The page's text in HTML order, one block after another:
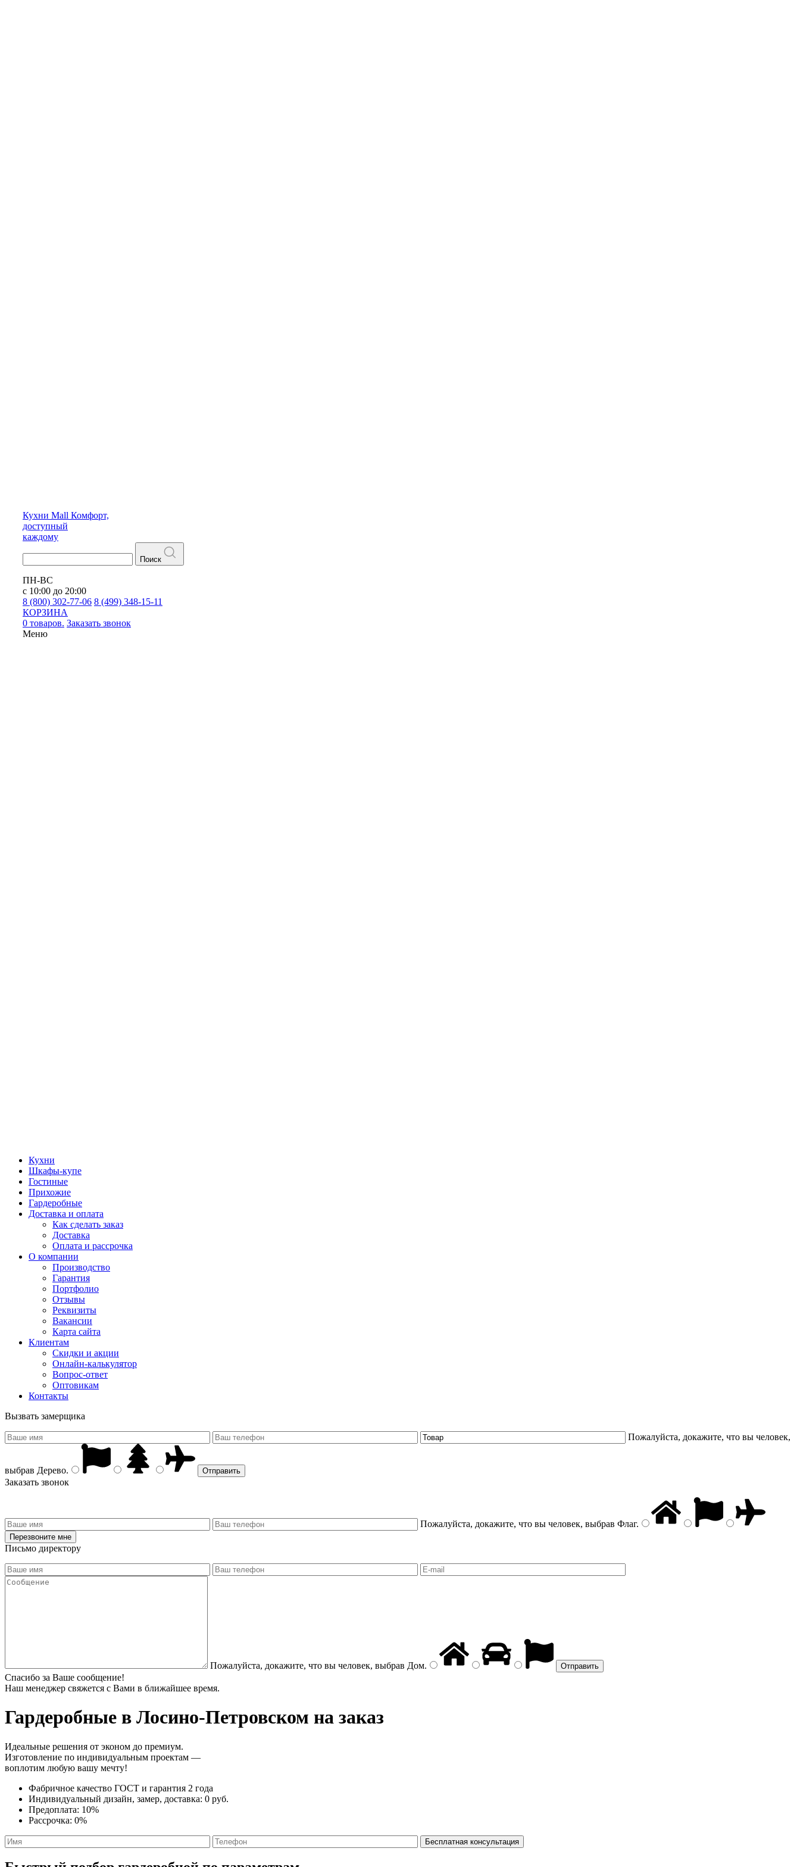
Кухни Mall Комфорт,
доступный
каждому
Поиск
ПН-ВС
с 10:00 до 20:00
8 (800) 302-77-06 8 (499) 348-15-11
КОРЗИНА
0 товаров. Заказать звонок
Меню
Кухни
Шкафы-купе
Гостиные
Прихожие
Гардеробные
Доставка и оплата
Как сделать заказ
Доставка
Оплата и рассрочка
О компании
Производство
Гарантия
Портфолио
Отзывы
Реквизиты
Вакансии
Карта сайта
Клиентам
Скидки и акции
Онлайн-калькулятор
Вопрос-ответ
Оптовикам
Контакты
Вызвать замерщика
Пожалуйста, докажите, что вы человек,
выбрав Дерево.
Заказать звонок
Пожалуйста, докажите, что вы человек, выбрав Флаг.
Письмо директору
Пожалуйста, докажите, что вы человек, выбрав Дом.
Спасибо за Ваше сообщение!
Наш менеджер свяжется с Вами в ближайшее время.
Гардеробные в Лосино-Петровском на заказ
Идеальные решения от эконом до премиум.
Изготовление по индивидуальным проектам —
воплотим любую вашу мечту!
Фабричное качество ГОСТ и гарантия 2 года
Индивидуальный дизайн, замер, доставка: 0 руб.
Предоплата: 10%
Рассрочка: 0%